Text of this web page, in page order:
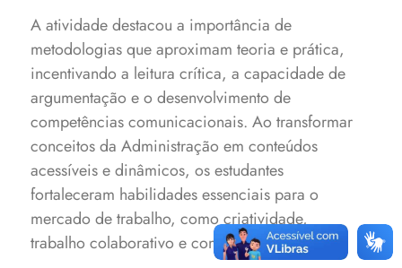
A atividade destacou a importância de
metodologias que aproximam teoria e prática,
incentivando a leitura crítica, a capacidade de
argumentação e o desenvolvimento de
competências comunicacionais. Ao transformar
conceitos da Administração em conteúdos
acessíveis e dinâmicos, os estudantes
fortaleceram habilidades essenciais para o
mercado de trabalho, como criatividade,
trabalho colaborativo e comunicação eficaz.